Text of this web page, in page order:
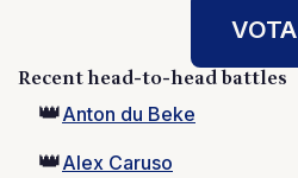
VOTA
Recent head-to-head battles
👑Anton du Beke
👑Alex Caruso